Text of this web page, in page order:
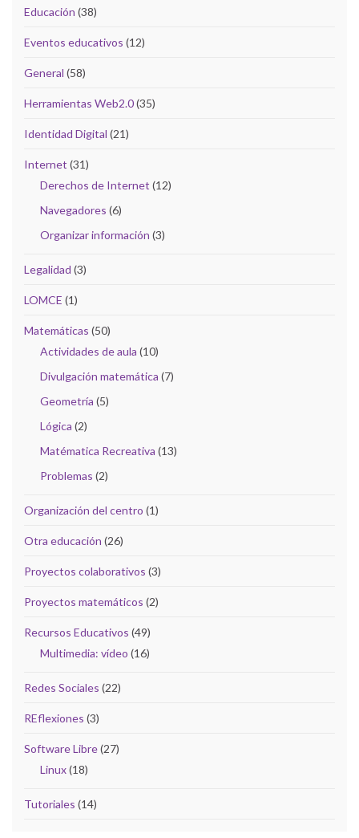
Educación (38)
Eventos educativos (12)
General (58)
Herramientas Web2.0(35)
Identidad Digital (21)
Internet (31)
Derechos de Internet (12)
Navegadores (6)
Organizar información (3)
Legalidad (3)
LOMCE (1)
Matemáticas (50)
Actividades de aula (10)
Divulgación matemática (7)
Geometría (5)
Lógica (2)
Matématica Recreativa (13)
Problemas (2)
Organización del centro (1)
Otra educación (26)
Proyectos colaborativos (3)
Proyectos matemáticos (2)
Recursos Educativos (49)
Multimedia: vídeo (16)
Redes Sociales (22)
REflexiones (3)
Software Libre(27)
Linux(18)
Tutoriales (14)